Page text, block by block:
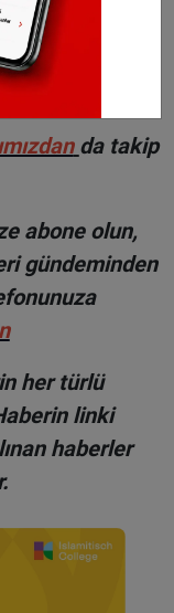
daha fazla
da takip
abone olun,
gündeminden
her türlü
linki
haberler